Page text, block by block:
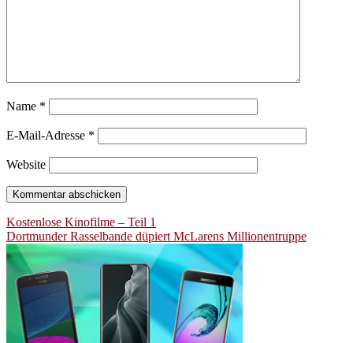
Name *
E-Mail-Adresse *
Website
Beitragsnavigation
Kostenlose Kinofilme – Teil 1
Dortmunder Rasselbande düpiert McLarens Millionentruppe